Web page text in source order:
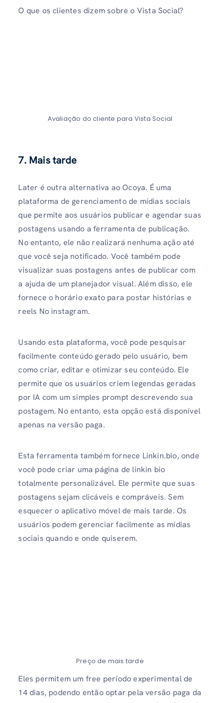
O que os clientes dizem sobre o Vista Social?
Avaliação do cliente para Vista Social
7. Mais tarde
Later é outra alternativa ao Ocoya. É uma
plataforma de gerenciamento de mídias sociais
que permite aos usuários publicar e agendar suas
postagens usando a ferramenta de publicação.
No entanto, ele não realizará nenhuma ação até
que você seja notificado. Você também pode
visualizar suas postagens antes de publicar com
a ajuda de um planejador visual. Além disso, ele
fornece o horário exato para postar histórias e
reels No instagram.
Usando esta plataforma, você pode pesquisar
facilmente conteúdo gerado pelo usuário, bem
como criar, editar e otimizar seu conteúdo. Ele
permite que os usuários criem legendas geradas
por IA com um simples prompt descrevendo sua
postagem. No entanto, esta opção está disponível
apenas na versão paga.
Esta ferramenta também fornece Linkin.bio, onde
você pode criar uma página de linkin bio
totalmente personalizável. Ele permite que suas
postagens sejam clicáveis ​​e compráveis. Sem
esquecer o aplicativo móvel de mais tarde. Os
usuários podem gerenciar facilmente as mídias
sociais quando e onde quiserem.
Preço de mais tarde
Eles permitem um free período experimental de
14 dias, podendo então optar pela versão paga da